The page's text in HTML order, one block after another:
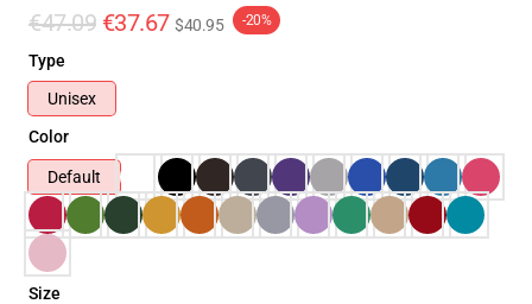
€47.09 €37.67 $40.95 -20%
Type
Unisex
Color
Default
Size